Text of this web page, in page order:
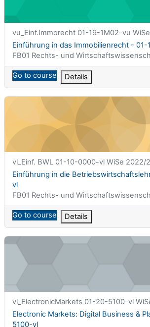
课程简称
vu_Einf.Immorecht 01-19-1M02-vu
课程名称
Einführung in das Immobilienrecht -
课程类别
FB01 Rechts- und
Go to course Details
Einführung in die Betriebswirtschaftslehre
课程简称
vl_Einf. BWL 01-10-0000-vl WiSe 2022/
课程名称
Einführung in die
vl
课程类别
FB01 Rechts- und
Go to course Details
Electronic Markets: Digital Business
课程简称
vl_ElectronicMarkets 01-20-5100-vl
课程名称
Electronic Markets: Digital Business &
5100-vl